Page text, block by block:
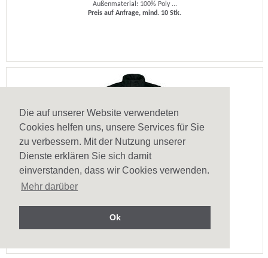
Die auf unserer Website verwendeten
Cookies helfen uns, unsere Services für Sie
zu verbessern. Mit der Nutzung unserer
Dienste erklären Sie sich damit
einverstanden, dass wir Cookies verwenden.
Mehr darüber
Ok
Außenmaterial: 100% Poly ...
Preis auf Anfrage, mind. 10 Stk.
Jacket Real+ / Men
ab 31,96 €, mind. 10 Stk.